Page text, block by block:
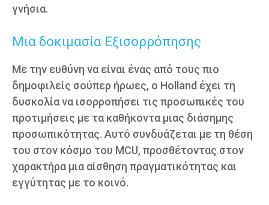
γνήσια.
Μια δοκιμασία Εξισορρόπησης
Με την ευθύνη να είναι ένας από τους πιο
δημοφιλείς σούπερ ήρωες, ο Holland έχει τη
δυσκολία να ισορροπήσει τις προσωπικές του
προτιμήσεις με τα καθήκοντα μιας διάσημης
προσωπικότητας. Αυτό συνδυάζεται με τη θέση
του στον κόσμο του MCU, προσθέτοντας στον
χαρακτήρα μια αίσθηση πραγματικότητας και
εγγύτητας με το κοινό.